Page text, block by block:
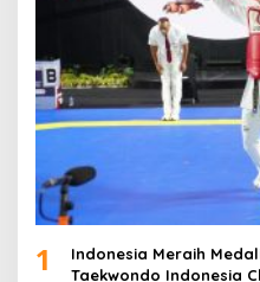
1
Indonesia Meraih
Taekwondo Indonesia